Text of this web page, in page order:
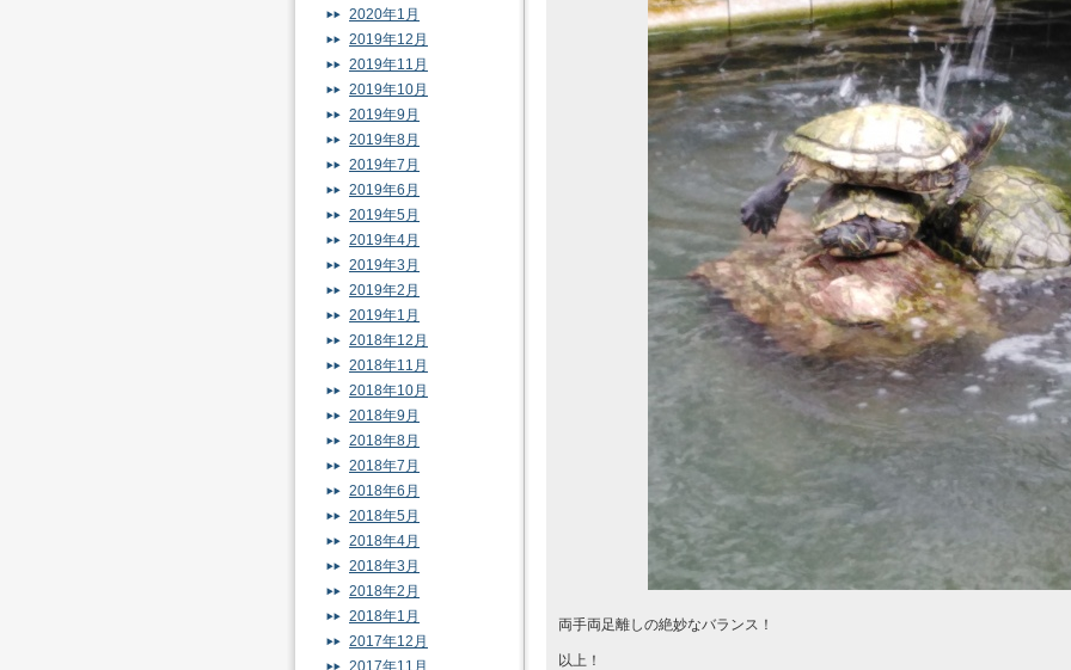
両手両足離しの絶妙なバランス！
以上！
2020年1月
2019年12月
2019年11月
2019年10月
2019年9月
2019年8月
2019年7月
2019年6月
2019年5月
2019年4月
2019年3月
2019年2月
2019年1月
2018年12月
2018年11月
2018年10月
2018年9月
2018年8月
2018年7月
2018年6月
2018年5月
2018年4月
2018年3月
2018年2月
2018年1月
2017年12月
2017年11月